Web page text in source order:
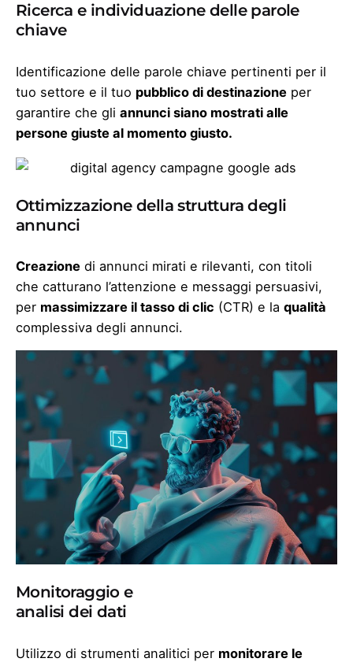
Ricerca e individuazione delle parole
chiave
Identificazione delle parole chiave pertinenti per il
tuo settore e il tuo pubblico di destinazione per
garantire che gli annunci siano mostrati alle
persone giuste al momento giusto.
Ottimizzazione della struttura degli
annunci
Creazione di annunci mirati e rilevanti, con titoli
che catturano l’attenzione e messaggi persuasivi,
per massimizzare il tasso di clic (CTR) e la qualità
complessiva degli annunci.
Monitoraggio e
analisi dei dati
Utilizzo di strumenti analitici per monitorare le